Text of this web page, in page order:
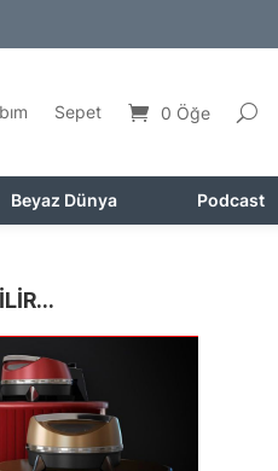
Sepet 0 Öğe
Beyaz Dünya Podcast